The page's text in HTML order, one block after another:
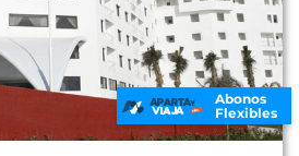
Abonos
Flexibles